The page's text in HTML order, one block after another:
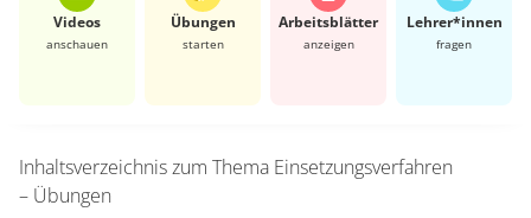
Videos
anschauen
Übungen
starten
Arbeits­blätter
anzeigen
Lehrer*​innen
fragen
Inhaltsverzeichnis zum Thema Einsetzungsverfahren
– Übungen